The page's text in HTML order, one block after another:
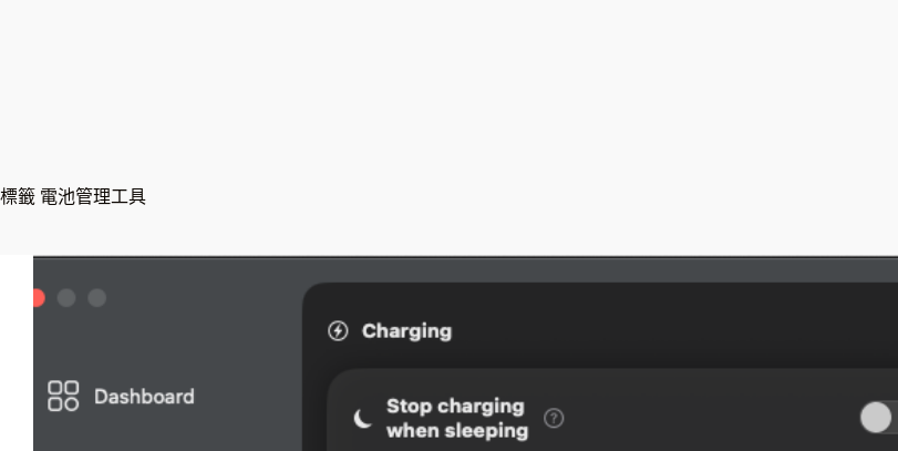
標籤 電池管理工具